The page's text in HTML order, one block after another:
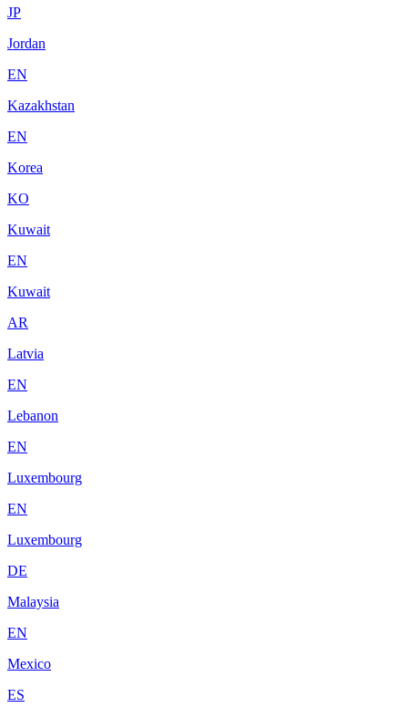
JP
Jordan
EN
Kazakhstan
EN
Korea
KO
Kuwait
EN
Kuwait
AR
Latvia
EN
Lebanon
EN
Luxembourg
EN
Luxembourg
DE
Malaysia
EN
Mexico
ES